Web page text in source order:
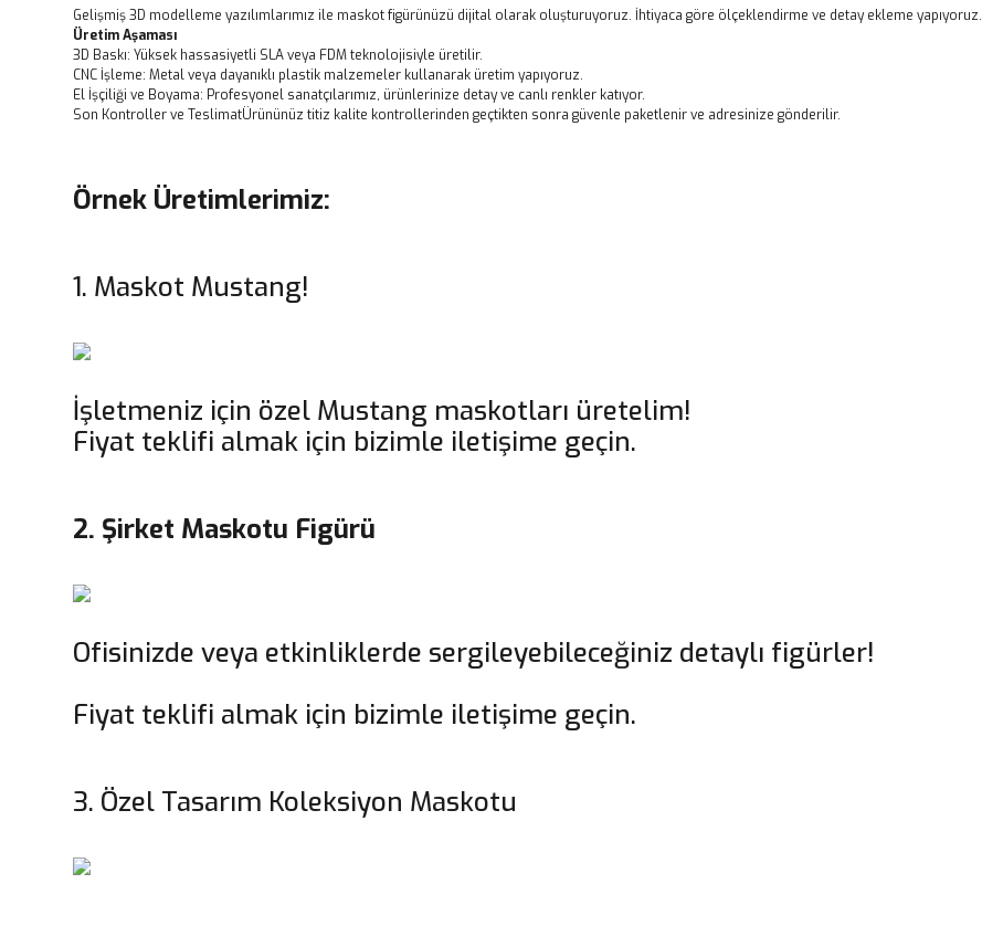
Gelişmiş 3D modelleme yazılımlarımız ile maskot figürünüzü dijital olarak oluşturuyoruz. İhtiyaca göre ölçeklendirme ve detay ekleme yapıyoruz.
Üretim Aşaması
3D Baskı: Yüksek hassasiyetli SLA veya FDM teknolojisiyle üretilir.
CNC İşleme: Metal veya dayanıklı plastik malzemeler kullanarak üretim yapıyoruz.
El İşçiliği ve Boyama: Profesyonel sanatçılarımız, ürünlerinize detay ve canlı renkler katıyor.
Son Kontroller ve TeslimatÜrününüz titiz kalite kontrollerinden geçtikten sonra güvenle paketlenir ve adresinize gönderilir.
Örnek Üretimlerimiz:
1. Maskot Mustang!
İşletmeniz için özel Mustang maskotları üretelim!
Fiyat teklifi almak için bizimle iletişime geçin.
2. Şirket Maskotu Figürü
Ofisinizde veya etkinliklerde sergileyebileceğiniz detaylı figürler!
Fiyat teklifi almak için bizimle iletişime geçin.
3. Özel Tasarım Koleksiyon Maskotu